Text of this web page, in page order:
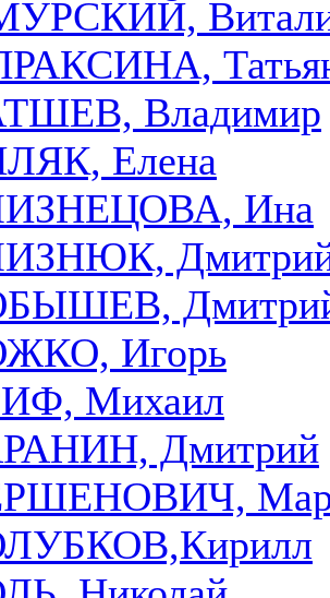
Владимир
Елена
Ина
Игорь
Михаил
Дмитрий